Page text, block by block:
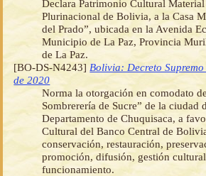
Declara Patrimonio Cultural
Plurinacional de Bolivia, a la Casa
del Prado”, ubicada en la Avenida
Municipio de La Paz, Provincia
de La Paz.
[BO-DS-N4243] Bolivia: Decreto
de 2020
Norma la otorgación en comodato
Sombrerería de Sucre” de la ciudad
Departamento de Chuquisaca, a
Cultural del Banco Central de
conservación, restauración,
promoción, difusión, gestión
funcionamiento.